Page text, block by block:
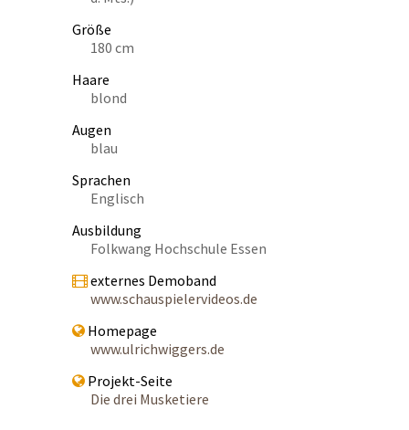
Größe
180 cm
Haare
blond
Augen
blau
Sprachen
Englisch
Ausbildung
Folkwang Hochschule Essen
externes Demoband
www.schauspielervideos.de
Homepage
www.ulrichwiggers.de
Projekt-Seite
Die drei Musketiere